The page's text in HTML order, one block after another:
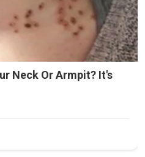
Neck Or Armpit? It's